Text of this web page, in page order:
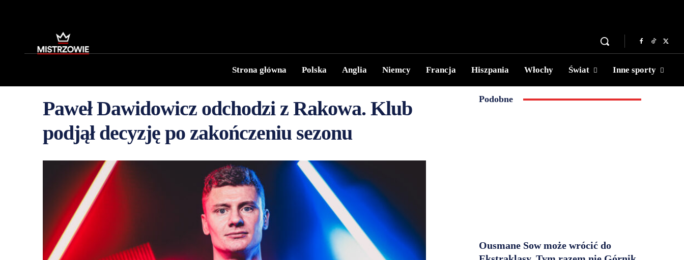
Strona główna Polska Anglia Niemcy Francja Hiszpania Włochy Świat Inne sporty
Paweł Dawidowicz odchodzi z Rakowa. Klub
podjął decyzję po zakończeniu sezonu
Podobne
Ousmane Sow może wrócić do